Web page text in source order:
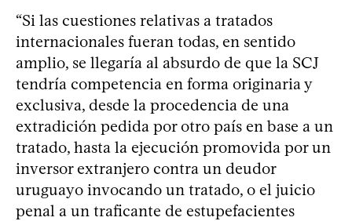
“Si las cuestiones relativas a tratados
internacionales fueran todas, en sentido
amplio, se llegaría al absurdo de que la SCJ
tendría competencia en forma originaria y
exclusiva, desde la procedencia de una
extradición pedida por otro país en base a un
tratado, hasta la ejecución promovida por un
inversor extranjero contra un deudor
uruguayo invocando un tratado, o el juicio
penal a un traficante de estupefacientes